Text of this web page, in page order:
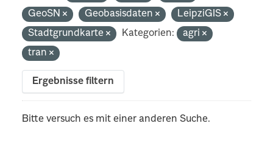
GeoSN
Geobasisdaten
LeipziGIS
Stadtgrundkarte
Kategorien:
agri
tran
Ergebnisse filtern
Bitte versuch es mit einer anderen Suche.